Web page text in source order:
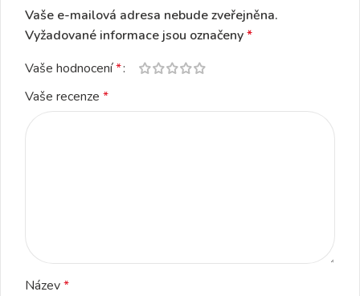
Vaše e-mailová adresa nebude zveřejněna.
Vyžadované informace jsou označeny*
Vaše hodnocení*
Vaše recenze *
Název*